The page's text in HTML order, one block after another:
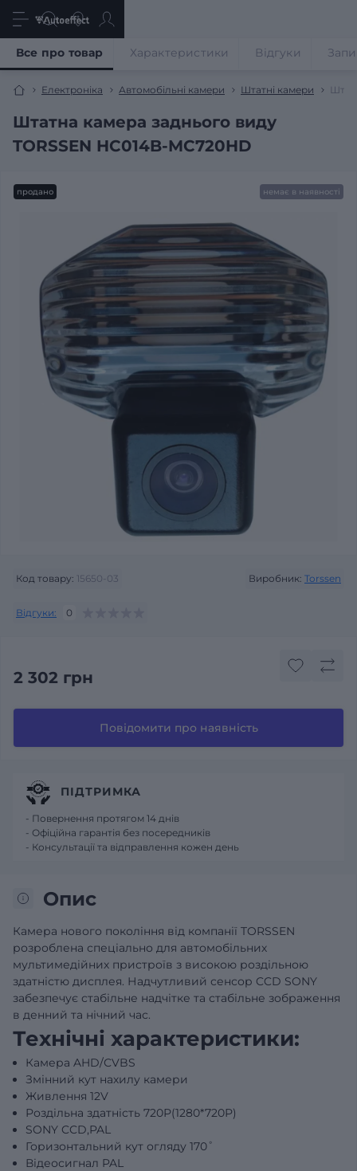
Електроніка Автомобільні камери Штатні камери
Штатна камера заднього виду
TORSSEN HC014B-MC720HD
Все про товар Характеристики Відгуки
продано немає в наявності
Код товару: 15650-03 Виробник: Torssen
Відгуки: 0
2 302 грн
Повідомити про наявність
Опис
Камера нового покоління від компанії TORSSEN
розроблена спеціально для автомобільних
мультимедійних пристроїв з високою роздільною
здатністю дисплея. Надчутливий сенсор CCD SONY
забезпечує стабільне надчітке та стабільне зображення
в денний та нічний час.
Технічні характеристики:
Камера AHD/СVBS
Змінний кут нахилу камери
Живлення 12V
Роздільна здатність 720Р(1280*720Р)
SONY CCD,PAL
Горизонтальний кут огляду 170˚
Відеосигнал PAL
ПІДТРИМКА
- Повернення протягом 14 днів
- Офіційна гарантія без посередників
- Консультації та відправлення кожен день